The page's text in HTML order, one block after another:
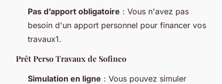
Pas d’apport obligatoire : Vous n'avez pas
besoin d'un apport personnel pour financer vos
travaux1.
Prêt Perso Travaux de Sofinco
Simulation en ligne : Vous pouvez simuler